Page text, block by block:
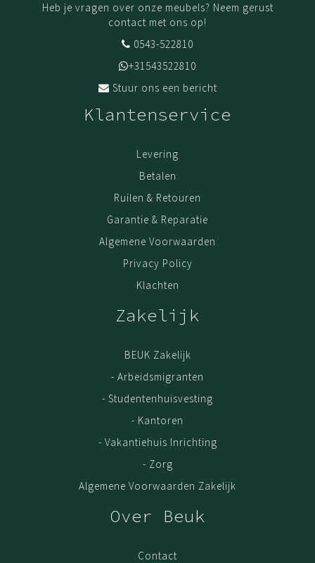
Heb je vragen over onze meubels? Neem gerust
contact met ons op!
0543-522810
+31543522810
Stuur ons een bericht
Klantenservice
Levering
Betalen
Ruilen & Retouren
Garantie & Reparatie
Algemene Voorwaarden
Privacy Policy
Klachten
Zakelijk
BEUK Zakelijk
- Arbeidsmigranten
- Studentenhuisvesting
- Kantoren
- Vakantiehuis Inrichting
- Zorg
Algemene Voorwaarden Zakelijk
Over Beuk
Contact